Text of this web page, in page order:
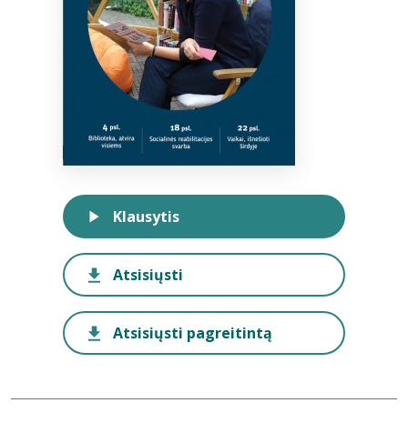
Klausytis
Atsisiųsti
Atsisiųsti pagreitintą